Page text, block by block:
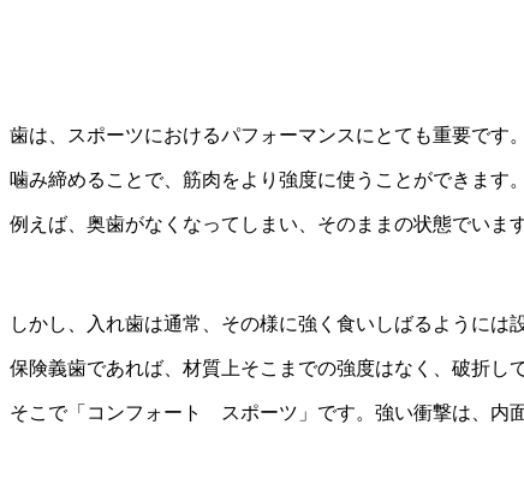
歯は、スポーツにおけるパフォーマンスにとても重要です。
噛み締めることで、筋肉をより強度に使うことができます。
例えば、奥歯がなくなってしまい、そのままの状態でいま
しかし、入れ歯は通常、その様に強く食いしばるようには
保険義歯であれば、材質上そこまでの強度はなく、破折し
そこで「コンフォート スポーツ」です。強い衝撃は、内